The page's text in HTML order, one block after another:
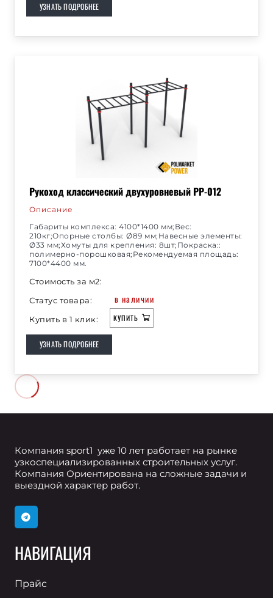
УЗНАТЬ ПОДРОБНЕЕ
Рукоход классический двухуровневый РР-012
Описание
Габариты комплекса: 4100*1400 мм;Вес:
210кг;Опорные столбы: Ø89 мм;Навесные элементы:
Ø33 мм;Хомуты для крепления: 8шт;Покраска::
полимерно-порошковая;Рекомендуемая площадь:
7100*4400 мм.
Стоимость за м2:
Статус товара:
в наличии
Купить в 1 клик: КУПИТЬ
УЗНАТЬ ПОДРОБНЕЕ
Компания sport1 уже 10 лет работает на рынке
узкоспециализированных строительных услуг.
Компания Ориентирована на сложные задачи и
выездной характер работ.
НАВИГАЦИЯ
Прайс